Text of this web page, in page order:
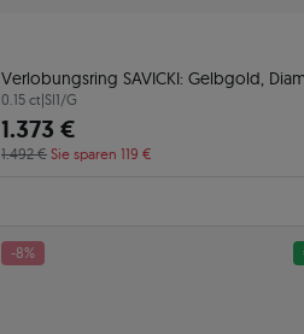
Verlobungsring SAVICKI: Gelbgold,
0.15 ct|SI1/G
1.373 €
1.492 € Sie sparen 119 €
-8%